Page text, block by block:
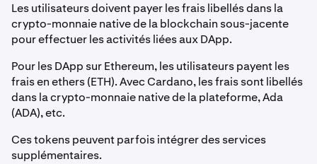
Les utilisateurs doivent payer les frais libellés dans la
crypto-monnaie native de la blockchain sous-jacente
pour effectuer les activités liées aux DApp.
Pour les DApp sur Ethereum, les utilisateurs payent les
frais en ethers (ETH). Avec Cardano, les frais sont libellés
dans la crypto-monnaie native de la plateforme, Ada
(ADA), etc.
Ces tokens peuvent parfois intégrer des services
supplémentaires.